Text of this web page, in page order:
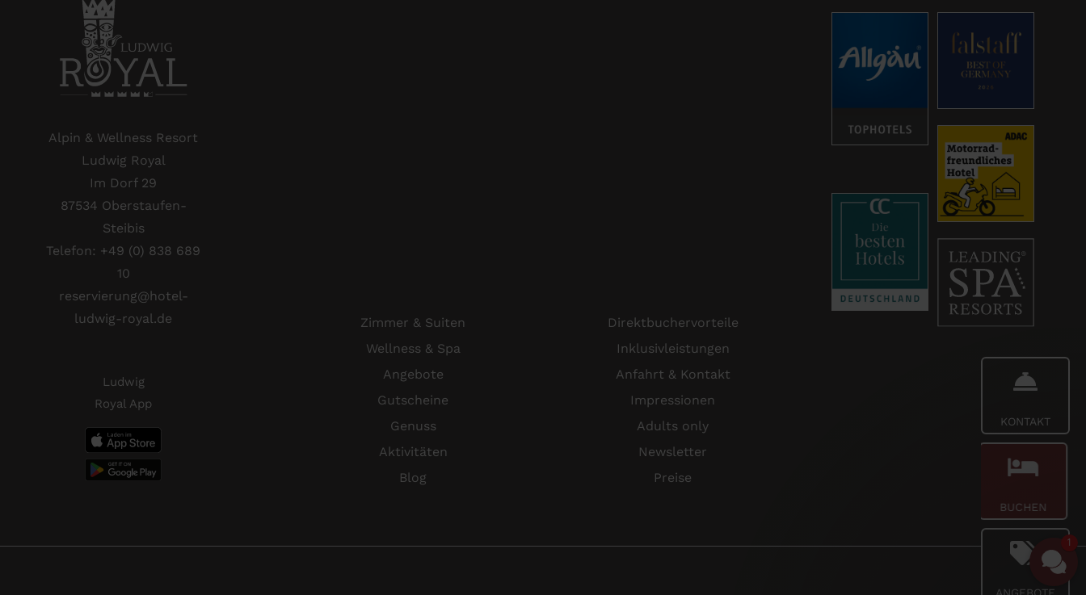
Alpin & Wellness Resort
Ludwig Royal
Im Dorf 29
87534 Oberstaufen-
Steibis
Telefon: +49 (0) 838 689
10
reservierung@hotel-
ludwig-royal.de
Ludwig
Royal App
Zimmer & Suiten
Wellness & Spa
Angebote
Gutscheine
Genuss
Aktivitäten
Blog
Direktbuchervorteile
Inklusivleistungen
Anfahrt & Kontakt
Impressionen
Adults only
Newsletter
Preise
KONTAKT
BUCHEN
1